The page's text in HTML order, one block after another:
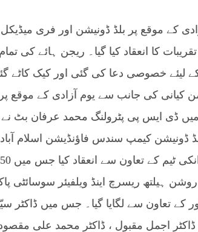
کے موقع پر بلڈ ڈونیشن اور فری
کا انعقاد کیا گیا۔ ریجن ہائے کی
خصوصی دعا کی گئی اور کیک کاٹے
کیانی کی جانب سے یوم آزادی کے موقع پر
ڈی ایس پی پٹرولنگ محمد عرفان بٹ نے
کیمپ سندس فاؤنڈیشن اسلام
ہیلتھ ریسرچ اینڈ ویلفیئر سوسائٹی
کے تعاون سے لگایا گیا۔ جس میں ڈاکٹر
اجمل مقبول ، ڈاکٹر محمد علی مقصود